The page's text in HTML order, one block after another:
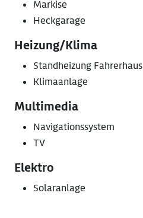
Markise
Heckgarage
Heizung/Klima
Standheizung Fahrerhaus
Klimaanlage
Multimedia
Navigationssystem
TV
Elektro
Solaranlage